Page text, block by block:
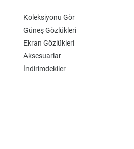
Koleksiyonu Gör
Güneş Gözlükleri
Ekran Gözlükleri
Aksesuarlar
İndirimdekiler